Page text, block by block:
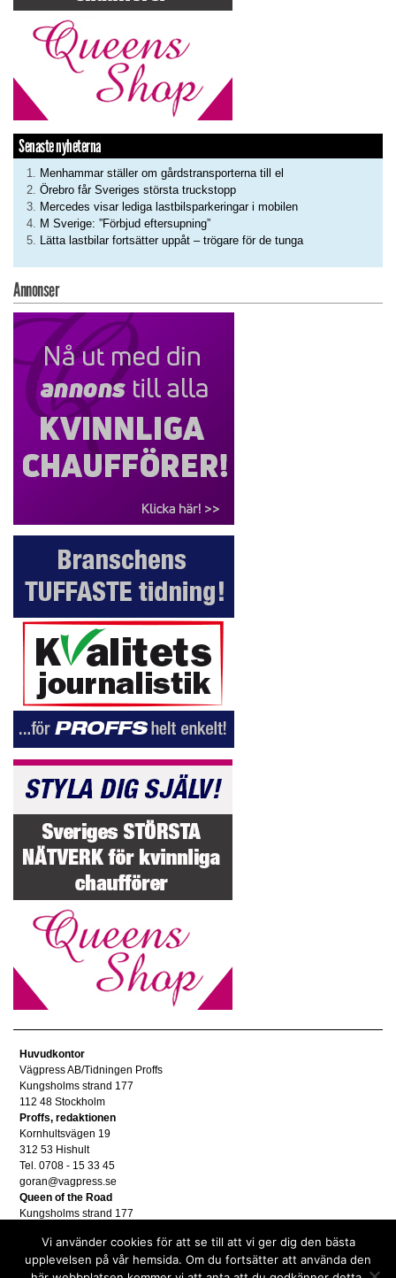
Senaste nyheterna
Menhammar ställer om gårdstransporterna till el
Örebro får Sveriges största truckstopp
Mercedes visar lediga lastbilsparkeringar i mobilen
M Sverige: ”Förbjud eftersupning”
Lätta lastbilar fortsätter uppåt – trögare för de tunga
Annonser
Huvudkontor
Vägpress AB/Tidningen Proffs
Kungsholms strand 177
112 48 Stockholm
Proffs, redaktionen
Kornhultsvägen 19
312 53 Hishult
Tel. 0708 - 15 33 45
goran@vagpress.se
Queen of the Road
Kungsholms strand 177
Annonsera
Tel. 08 - 653 83 80
Vi använder cookies för att se till att vi ger dig den bästa
upplevelsen på vår hemsida. Om du fortsätter att använda den